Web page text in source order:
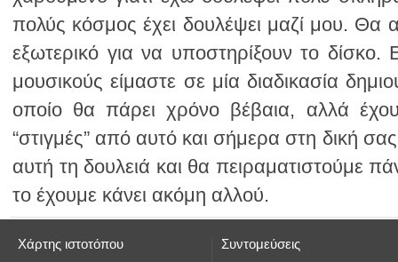
το έχουμε κάνει ακόμη αλλού.
Χάρτης ιστοτόπου Συντομεύσεις